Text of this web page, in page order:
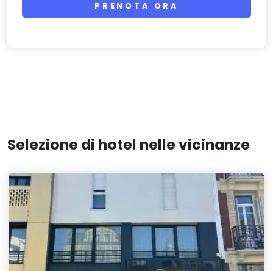
PRENOTA ORA
Selezione di hotel nelle vicinanze